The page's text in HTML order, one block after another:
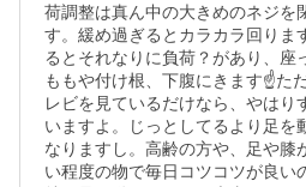
荷調整は真ん中の大きめのネジを
す。緩め過ぎるとカラカラ回りま
るとそれなりに負荷？があり、座
ももや付け根、下腹にきます☝️た
レビを見ているだけなら、やはり
いますよ。じっとしてるより足を
なりますし。高齢の方や、足や膝
い程度の物で毎日コツコツが良い